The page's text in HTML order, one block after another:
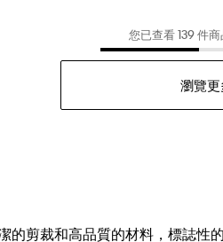
您已查看 139 件
瀏覽更
剪裁和高品質的材料，標誌